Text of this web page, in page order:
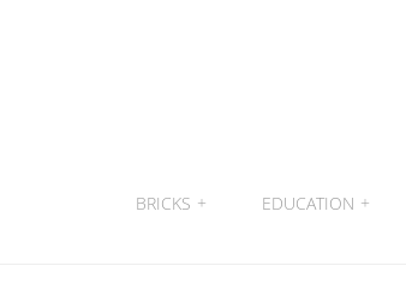
BRICKS + EDUCATION +